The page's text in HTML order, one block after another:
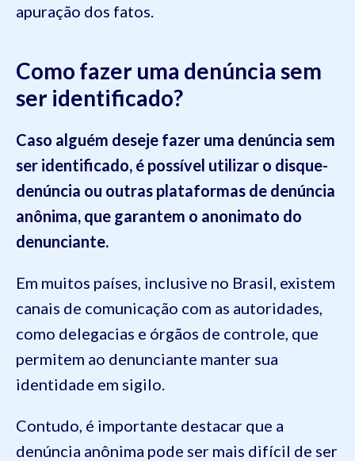
apuração dos fatos.
Como fazer uma denúncia sem
ser identificado?
Caso alguém deseje fazer uma denúncia sem
ser identificado, é possível utilizar o disque-
denúncia ou outras plataformas de denúncia
anônima, que garantem o anonimato do
denunciante.
Em muitos países, inclusive no Brasil, existem
canais de comunicação com as autoridades,
como delegacias e órgãos de controle, que
permitem ao denunciante manter sua
identidade em sigilo.
Contudo, é importante destacar que a
denúncia anônima pode ser mais difícil de ser